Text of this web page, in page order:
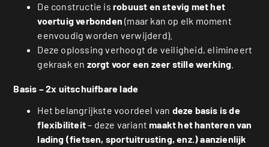
De constructie is robuust en stevig met het
voertuig verbonden (maar kan op elk moment
eenvoudig worden verwijderd).
Deze oplossing verhoogt de veiligheid, elimineert
gekraak en zorgt voor een zeer stille werking
Basis – 2x uitschuifbare lade
Het belangrijkste voordeel van deze basis is de
flexibiliteit– deze variantmaakt het hanteren van
lading (fietsen, sportuitrusting, enz.) aanzienlijk